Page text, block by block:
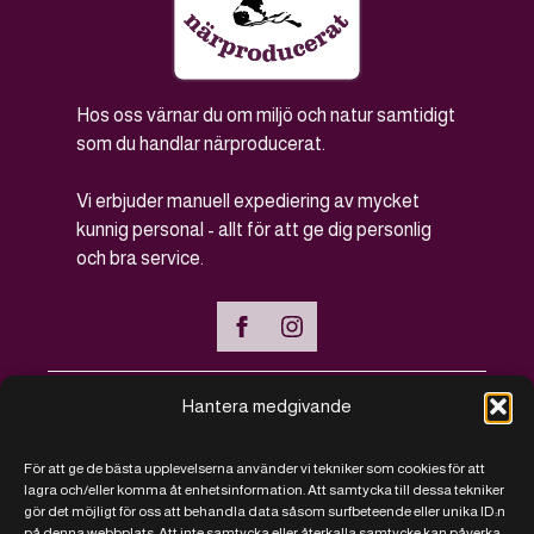
Hantera medgivande
För att ge de bästa upplevelserna använder vi tekniker som cookies för att
lagra och/eller komma åt enhetsinformation. Att samtycka till dessa tekniker
gör det möjligt för oss att behandla data såsom surfbeteende eller unika ID:n
Hos oss värnar du om miljö och natur samtidigt
som du handlar närproducerat.
Vi erbjuder manuell expediering av mycket
kunnig personal - allt för att ge dig personlig
och bra service.
Vanliga frågor - FAQ
Kontakt